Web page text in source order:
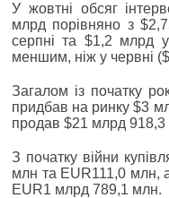
У жовтні обсяг
млрд порівняно з
серпні та $1,2 млрд
меншим, ніж у червні
Загалом із початку
придбав на ринку $3
продав $21 млрд
З початку війни
млн та EUR111,0 млн,
EUR1 млрд 789,1 млн.